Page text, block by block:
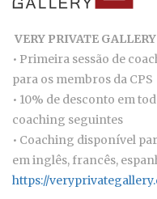
VERY PRIVATE GALLERY
• Primeira sessão de
para os membros da CPS
• 10% de desconto em
coaching seguintes
• Coaching disponível
em inglês, francês,
https://